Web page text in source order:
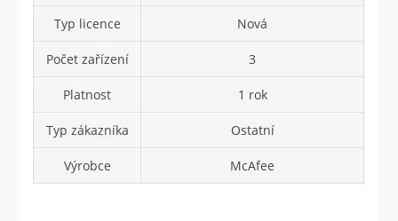
Typ licence Nová
Počet zařízení 3
Platnost 1 rok
Typ zákazníka Ostatní
Výrobce McAfee